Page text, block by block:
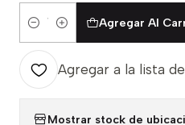
Cantidad
Agregar Al
Agregar a la lista
Mostrar stock de